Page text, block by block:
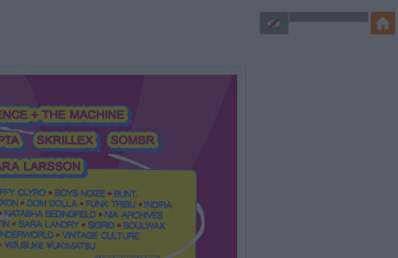
SÜTI BEÁLLÍTÁSOK MÓDOSÍTÁSA